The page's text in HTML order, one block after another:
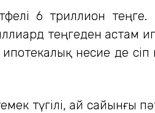
6 триллион
теңгеден астам
несие де өсіп
түгілі, ай сайынғы